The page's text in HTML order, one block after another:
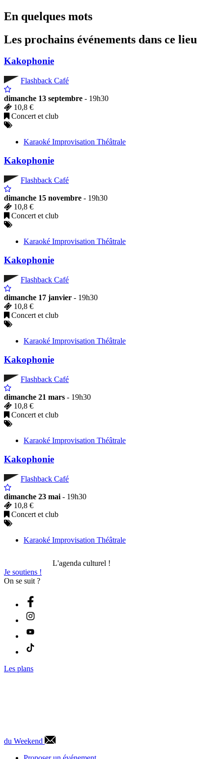
En quelques mots
Les prochains événements dans ce lieu
Kakophonie
Flashback Café
dimanche 13 septembre - 19h30
10,8 €
Concert et club
Karaoké Improvisation Théâtrale
Kakophonie
Flashback Café
dimanche 15 novembre - 19h30
10,8 €
Concert et club
Karaoké Improvisation Théâtrale
Kakophonie
Flashback Café
dimanche 17 janvier - 19h30
10,8 €
Concert et club
Karaoké Improvisation Théâtrale
Kakophonie
Flashback Café
dimanche 21 mars - 19h30
10,8 €
Concert et club
Karaoké Improvisation Théâtrale
Kakophonie
Flashback Café
dimanche 23 mai - 19h30
10,8 €
Concert et club
Karaoké Improvisation Théâtrale
L'agenda culturel !
Je soutiens !
On se suit ?
Les plans
du Weekend